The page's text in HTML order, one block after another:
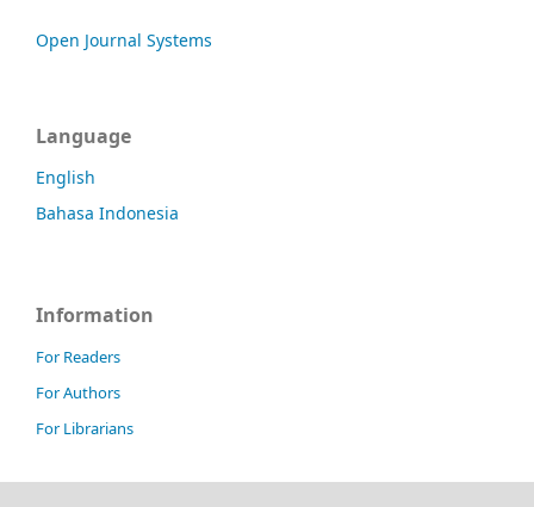
Open Journal Systems
Language
English
Bahasa Indonesia
Information
For Readers
For Authors
For Librarians